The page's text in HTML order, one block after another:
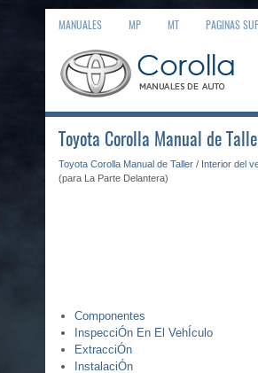
MANUALES MP MT PAGINAS
Toyota Corolla Manual de
Toyota Corolla Manual de Taller / Interior del
(para La Parte Delantera)
Componentes
InspecciÓn En El VehÍculo
ExtracciÓn
InstalaciÓn